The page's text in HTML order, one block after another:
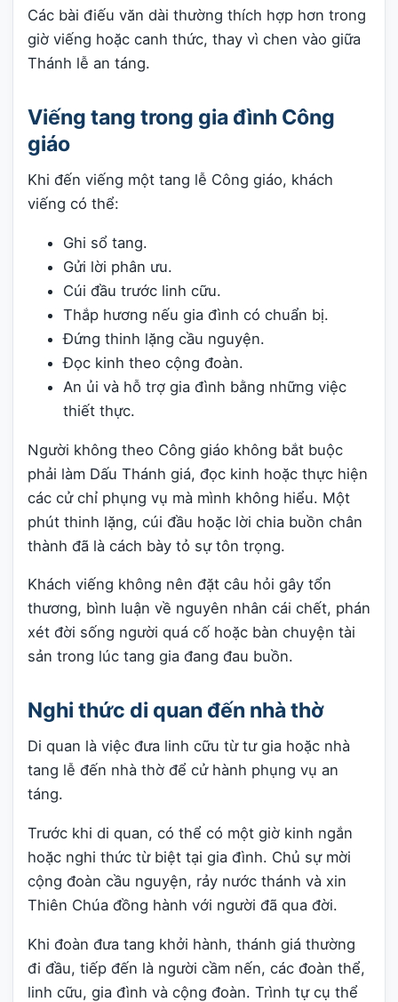
Các bài điếu văn dài thường thích hợp hơn trong
giờ viếng hoặc canh thức, thay vì chen vào giữa
Thánh lễ an táng.
Viếng tang trong gia đình Công
giáo
Khi đến viếng một tang lễ Công giáo, khách
viếng có thể:
Ghi sổ tang.
Gửi lời phân ưu.
Cúi đầu trước linh cữu.
Thắp hương nếu gia đình có chuẩn bị.
Đứng thinh lặng cầu nguyện.
Đọc kinh theo cộng đoàn.
An ủi và hỗ trợ gia đình bằng những việc
thiết thực.
Người không theo Công giáo không bắt buộc
phải làm Dấu Thánh giá, đọc kinh hoặc thực hiện
các cử chỉ phụng vụ mà mình không hiểu. Một
phút thinh lặng, cúi đầu hoặc lời chia buồn chân
thành đã là cách bày tỏ sự tôn trọng.
Khách viếng không nên đặt câu hỏi gây tổn
thương, bình luận về nguyên nhân cái chết, phán
xét đời sống người quá cố hoặc bàn chuyện tài
sản trong lúc tang gia đang đau buồn.
Nghi thức di quan đến nhà thờ
Di quan là việc đưa linh cữu từ tư gia hoặc nhà
tang lễ đến nhà thờ để cử hành phụng vụ an
táng.
Trước khi di quan, có thể có một giờ kinh ngắn
hoặc nghi thức từ biệt tại gia đình. Chủ sự mời
cộng đoàn cầu nguyện, rảy nước thánh và xin
Thiên Chúa đồng hành với người đã qua đời.
Khi đoàn đưa tang khởi hành, thánh giá thường
đi đầu, tiếp đến là người cầm nến, các đoàn thể,
linh cữu, gia đình và cộng đoàn. Trình tự cụ thể